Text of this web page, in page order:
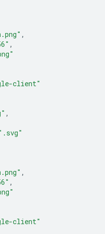
,
,
client"
,
,
,
client"